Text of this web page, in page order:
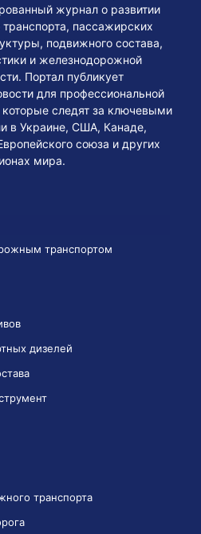
журнал о развитии
пассажирских
подвижного состава,
и железнодорожной
Портал публикует
для профессиональной
которые следят за ключевыми
в Украине, США, Канаде,
союза и других
мира.
транспортом
дизелей
транспорта